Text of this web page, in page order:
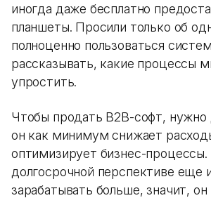
иногда даже бесплатно
планшеты. Просили только об
полноценно пользоваться
рассказывать, какие процессы
упростить.
Чтобы продать B2B-софт, нужно
он как минимум снижает
оптимизирует бизнес-процессы.
долгосрочной перспективе еще
зарабатывать больше, значит,